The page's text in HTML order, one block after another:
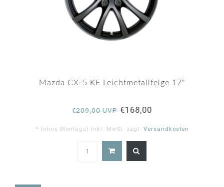
Mazda CX-5 KE Leichtmetallfelge 17"
€209,00 UVP €168,00
* (ohne Montage) Inkl. MwSt. zzgl. Versandkosten